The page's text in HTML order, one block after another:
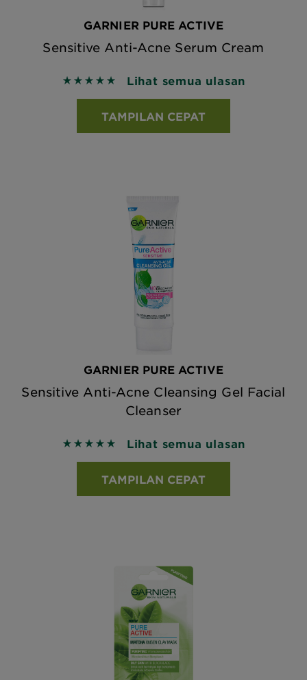
GARNIER PURE ACTIVE
Sensitive Anti-Acne Serum Cream
5 out of 5 stars based on reviews
Lihat semua ulasan
TAMPILAN CEPAT
GARNIER PURE ACTIVE
Sensitive Anti-Acne Cleansing Gel Facial
Cleanser
5 out of 5 stars based on reviews
Lihat semua ulasan
TAMPILAN CEPAT